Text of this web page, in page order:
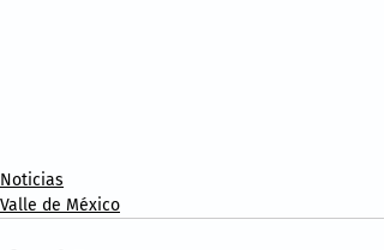
Noticias
Valle de México